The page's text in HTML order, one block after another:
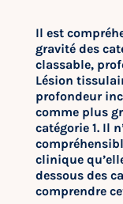
Il est
gravité des
classable,
Lésion
profondeur
comme plus
catégorie 1. Il
clinique
dessous des
comprendre